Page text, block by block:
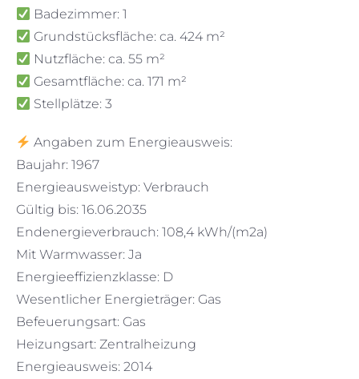
Badezimmer: 1
Grundstücksfläche: ca. 424 m²
Nutzfläche: ca. 55 m²
Gesamtfläche: ca. 171 m²
Stellplätze: 3
Angaben zum Energieausweis:
Baujahr: 1967
Energieausweistyp: Verbrauch
Gültig bis: 16.06.2035
Endenergieverbrauch: 108,4 kWh/(m2a)
Mit Warmwasser: Ja
Energieeffizienzklasse: D
Wesentlicher Energieträger: Gas
Befeuerungsart: Gas
Heizungsart: Zentralheizung
Energieausweis: 2014